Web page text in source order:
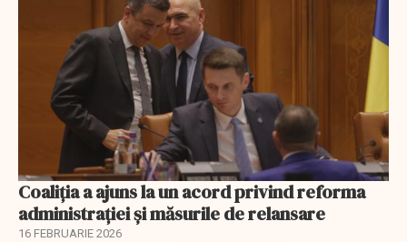
Coaliția a ajuns la un acord privind reforma
administrației și măsurile de relansare
16 FEBRUARIE 2026